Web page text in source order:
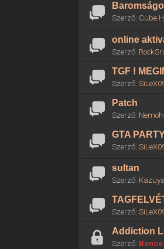
Szerző: Cube
online
Szerző:
TGF !
Szerző:
Patch
Szerző:
GTA
Szerző:
sultan
Szerző:
Szerző:
Addiction
Szerző: